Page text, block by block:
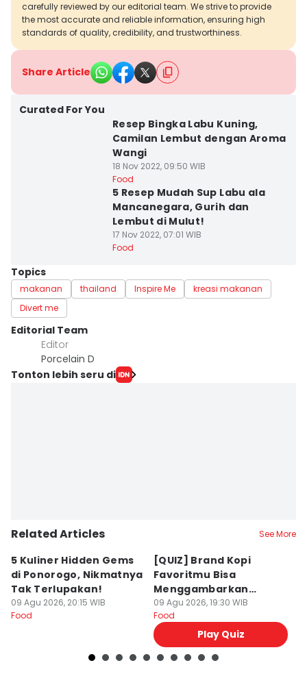
carefully reviewed by our editorial team. We strive to provide
the most accurate and reliable information, ensuring high
standards of quality, credibility, and trustworthiness.
Share Article
Curated For You
Resep Bingka Labu Kuning,
Camilan Lembut dengan Aroma
Wangi
18 Nov 2022, 09:50 WIB
Food
5 Resep Mudah Sup Labu ala
Mancanegara, Gurih dan
Lembut di Mulut!
17 Nov 2022, 07:01 WIB
Food
Topics
makanan thailand Inspire Me
kreasi makanan
Divert me
Editorial Team
Editor
Porcelain D
Tonton lebih seru di
Related Articles See More
5 Kuliner Hidden Gems
di Ponorogo, Nikmatnya
Tak Terlupakan!
09 Agu 2026, 20:15 WIB
Food
[QUIZ] Brand Kopi
Favoritmu Bisa
Menggambarkan
Kepribadianmu Lho!
09 Agu 2026, 19:30 WIB
Food
Play Quiz